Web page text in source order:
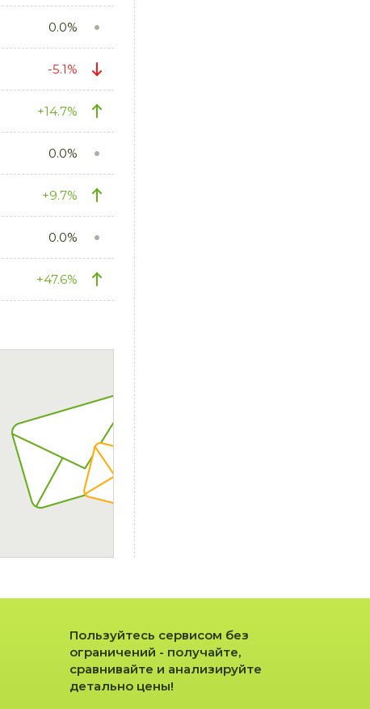
0.0%
-5.1%
+14.7%
0.0%
+9.7%
0.0%
+47.6%
Пользуйтесь сервисом без
ограничений - получайте,
сравнивайте и анализируйте
детально цены!